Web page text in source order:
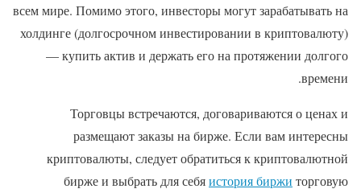
всем мире. Помимо этого, инвесторы могут зарабатывать на
холдинге (долгосрочном инвестировании в криптовалюту)
— купить актив и держать его на протяжении долгого
времени.
Торговцы встречаются, договариваются о ценах и
размещают заказы на бирже. Если вам интересны
криптовалюты, следует обратиться к криптовалютной
бирже и выбрать для себяистория биржи торговую